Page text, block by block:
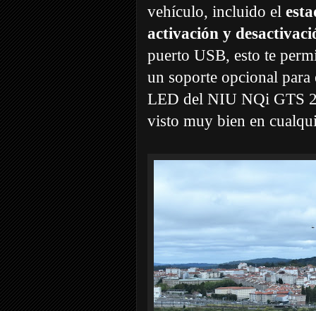
vehículo, incluido el
activación y
puerto USB, esto te
un soporte opcional
LED del NIU NQi GTS
visto muy bien en